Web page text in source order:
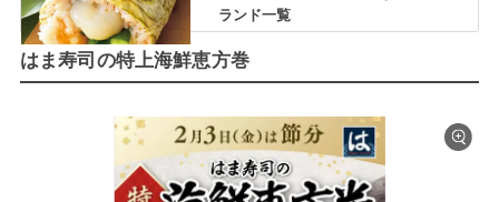
ランド一覧
はま寿司の特上海鮮恵方巻